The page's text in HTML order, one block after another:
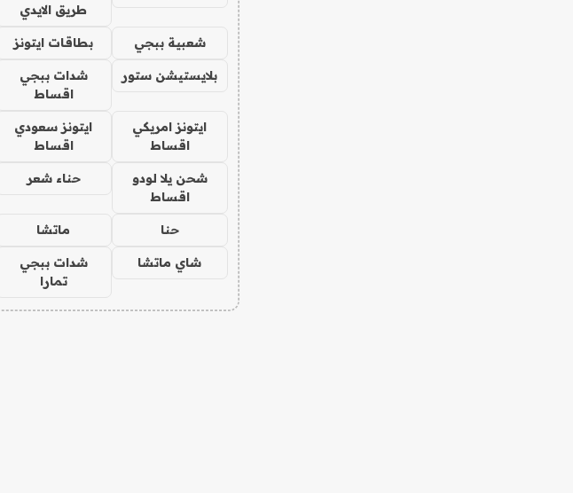
طريق الايدي
شعبية ببجي بطاقات ايتونز
بلايستيشن ستور
شدات ببجي
اقساط
ايتونز امريكي
اقساط
ايتونز سعودي
اقساط
شحن يلا لودو
اقساط
حناء شعر
حنا ماتشا
شاي ماتشا
شدات ببجي
تمارا